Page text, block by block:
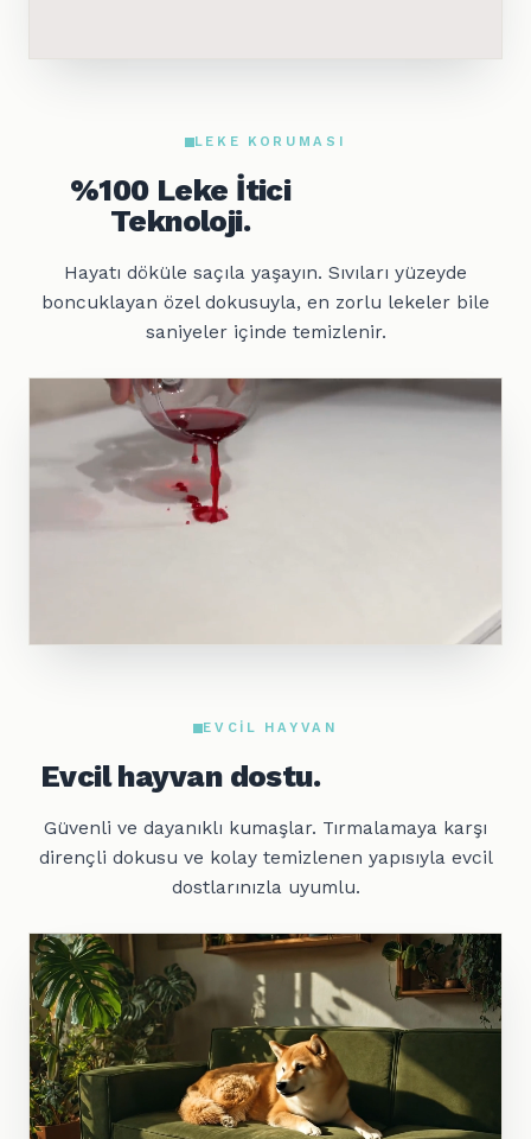
LEKE KORUMASI
%100 Leke İtici
Teknoloji.
Hayatı döküle saçıla yaşayın. Sıvıları yüzeyde
boncuklayan özel dokusuyla, en zorlu lekeler bile
saniyeler içinde temizlenir.
EVCIL HAYVAN
Evcil hayvan dostu.
Güvenli ve dayanıklı kumaşlar. Tırmalamaya karşı
dirençli dokusu ve kolay temizlenen yapısıyla evcil
dostlarınızla uyumlu.